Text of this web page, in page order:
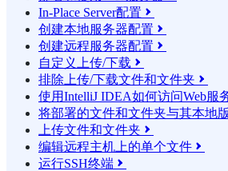
In-Place Server配置 
创建本地服务器配置 
创建远程服务器配置 
自定义上传/下载 
排除上传/下载文件和文件夹 
使用IntelliJ IDEA如何访问Web服
将部署的文件和文件夹与其本地
上传文件和文件夹 
编辑远程主机上的单个文件 
运行SSH终端 